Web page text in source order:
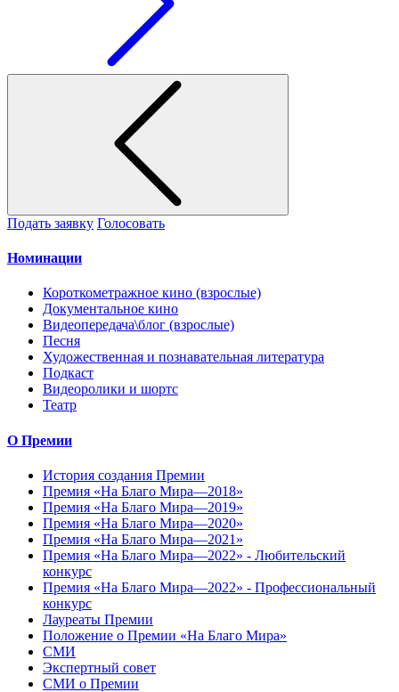
Подать заявку Голосовать
Номинации
Короткометражное кино (взрослые)
Документальное кино
Видеопередача\блог (взрослые)
Песня
Художественная и познавательная литература
Подкаст
Видеоролики и шортс
Театр
О Премии
История создания Премии
Премия «На Благо Мира—2018»
Премия «На Благо Мира—2019»
Премия «На Благо Мира—2020»
Премия «На Благо Мира—2021»
Премия «На Благо Мира—2022» - Любительский
конкурс
Премия «На Благо Мира—2022» - Профессиональный
конкурс
Лауреаты Премии
Положение о Премии «На Благо Мира»
СМИ
Экспертный совет
СМИ о Премии